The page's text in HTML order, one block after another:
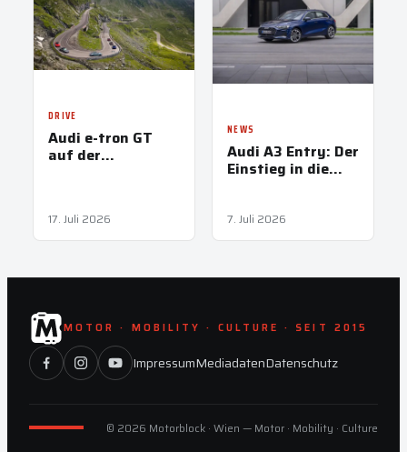
DRIVE
Audi e-tron GT
auf der
17. Juli 2026
NEWS
Audi A3 Entry: Der
Einstieg in die
29.790 Euro
7. Juli 2026
MOTOR · MOBILITY · CULTURE · SEIT 2015
ImpressumMediadatenDatenschutz
© 2026 Motorblock · Wien — Motor · Mobility · Culture